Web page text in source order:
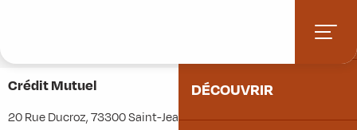
principal
DÉCOUVRIR
Crédit Mutuel
20 Rue Ducroz, 73300 Saint-Jean-de-Maurienne